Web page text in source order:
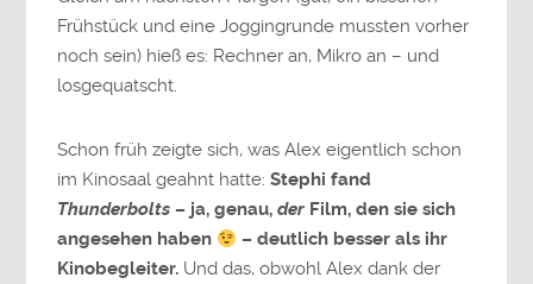
Frühstück undeineJoggingrunde musstenvorher
nochsein) hießes: Rechneran, Mikroan – und
losgequatscht.
Schonfrühzeigtesich,wasAlexeigentlichschon
im Kinosaalgeahnt hatte:Stephifand
Thunderbolts – ja,genau,der Film,densiesich
angesehen haben –deutlich besserals ihr
Kinobegleiter. Unddas,obwohlAlexdankder